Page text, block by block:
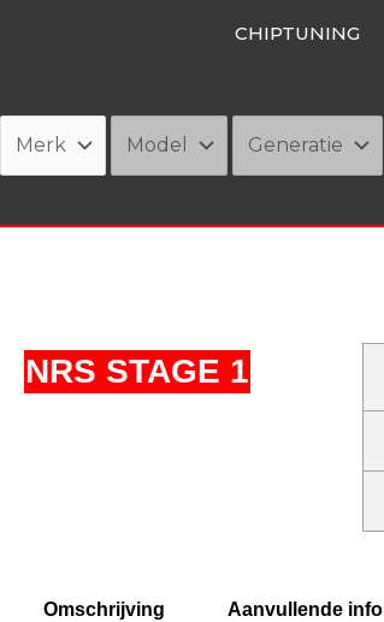
CHIPTUNING
NRS STAGE 1
Omschrijving Aanvullende info